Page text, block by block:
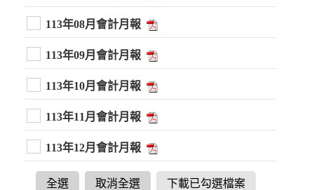
113年08月會計月報
113年09月會計月報
113年10月會計月報
113年11月會計月報
113年12月會計月報
全選 取消全選 下載已勾選檔案